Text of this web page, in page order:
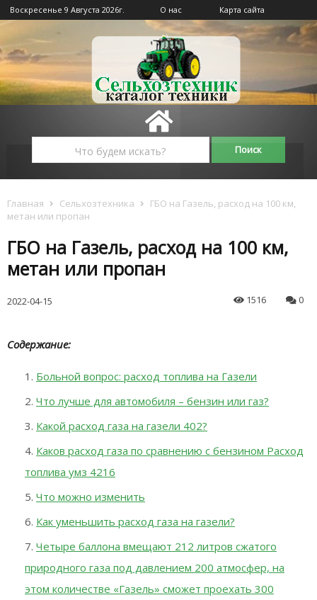
Воскресенье 9 Августа 2026г. О нас Карта сайта
Главная Сельхозтехника
ГБО на Газель, расход на 100 км,
метан или пропан
ГБО на Газель, расход на 100 км,
метан или пропан
2022-04-15 1516 0
Содержание:
Больной вопрос: расход топлива на Газели
Что лучше для автомобиля – бензин или газ?
Какой расход газа на газели 402?
Каков расход газа по сравнению с бензином Расход
топлива умз 4216
Что можно изменить
Как уменьшить расход газа на газели?
Четыре баллона вмещают 212 литров сжатого
природного газа под давлением 200 атмосфер, на
этом количестве «Газель» сможет проехать 300